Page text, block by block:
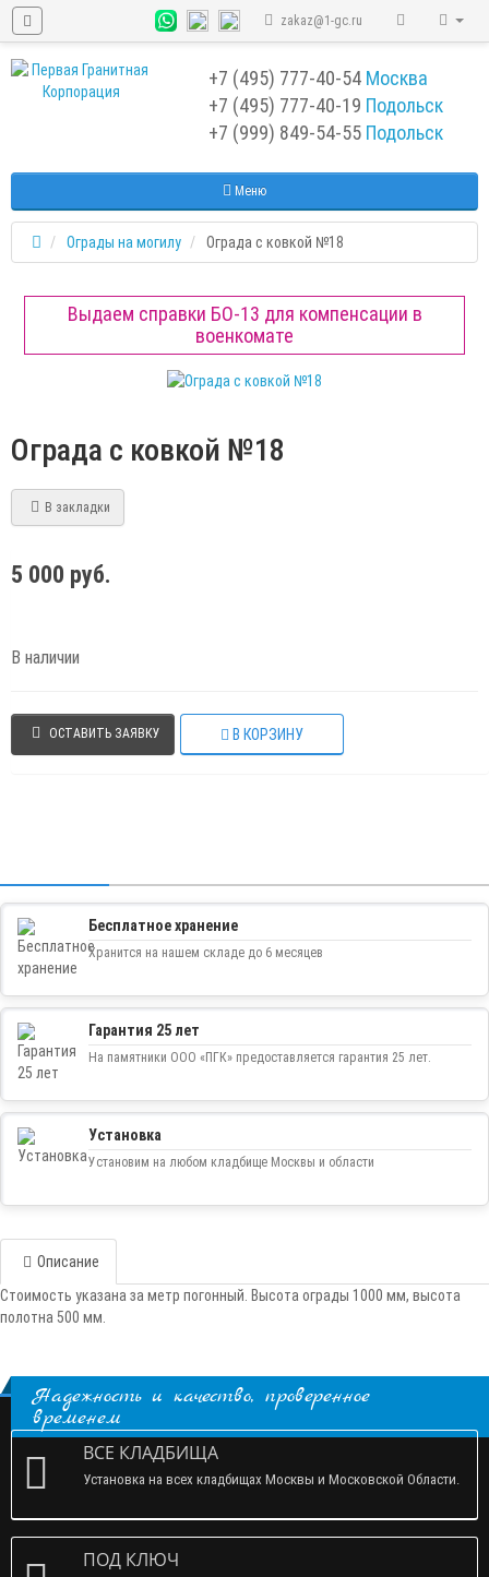
zakaz@1-gc.ru
+7 (495) 777-40-54 Москва
+7 (495) 777-40-19 Подольск
+7 (999) 849-54-55 Подольск
Меню
Ограды на могилу Ограда с ковкой №18
Выдаем справки БО-13 для компенсации в
военкомате
Ограда с ковкой №18
В закладки
5 000 руб.
В наличии
ОСТАВИТЬ ЗАЯВКУ В КОРЗИНУ
Бесплатное хранение
Хранится на нашем складе до 6 месяцев
Гарантия 25 лет
На памятники ООО «ПГК» предоставляется гарантия 25 лет.
Установка
Установим на любом кладбище Москвы и области
Описание
Стоимость указана за метр погонный. Высота ограды 1000 мм, высота
полотна 500 мм.
Надежность и качество, проверенное
временем
ВСЕ КЛАДБИЩА
Установка на всех кладбищах Москвы и Московской Области.
ПОД КЛЮЧ